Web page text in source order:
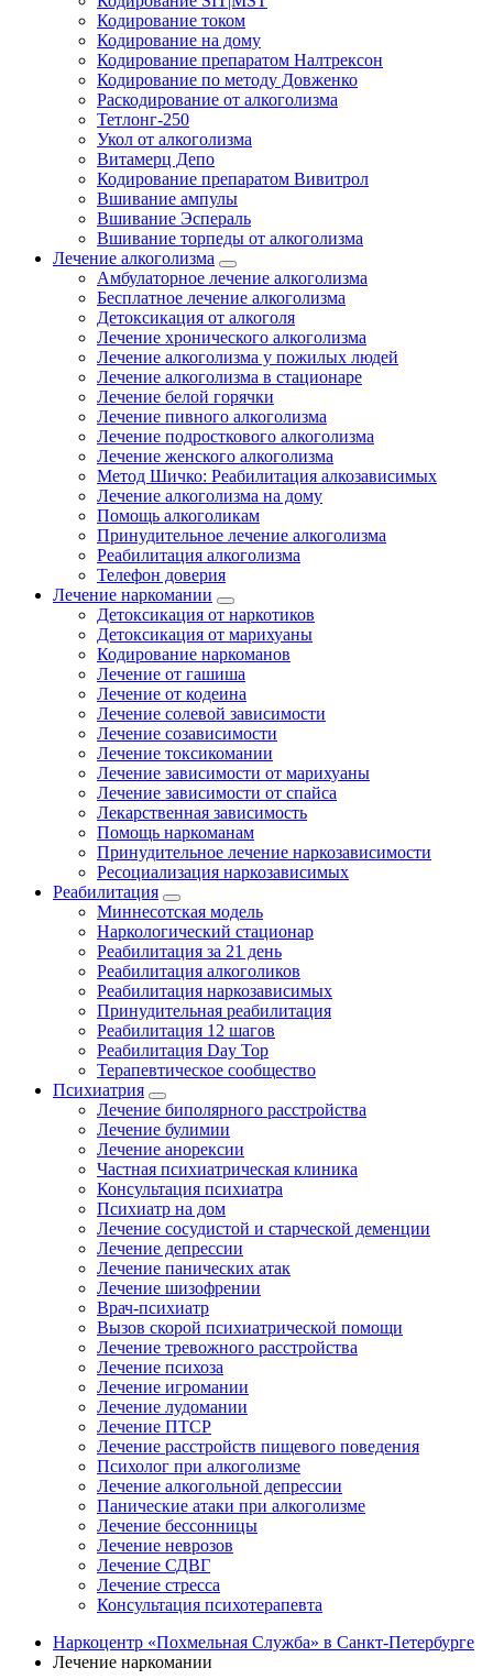
Кодирование током
Кодирование на дому
Кодирование препаратом Налтрексон
Кодирование по методу Довженко
Раскодирование от алкоголизма
Тетлонг-250
Укол от алкоголизма
Витамерц Депо
Кодирование препаратом Вивитрол
Вшивание ампулы
Вшивание Эспераль
Вшивание торпеды от алкоголизма
Лечение алкоголизма
Амбулаторное лечение алкоголизма
Бесплатное лечение алкоголизма
Детоксикация от алкоголя
Лечение хронического алкоголизма
Лечение алкоголизма у пожилых людей
Лечение алкоголизма в стационаре
Лечение белой горячки
Лечение пивного алкоголизма
Лечение подросткового алкоголизма
Лечение женского алкоголизма
Метод Шичко: Реабилитация алкозависимых
Лечение алкоголизма на дому
Помощь алкоголикам
Принудительное лечение алкоголизма
Реабилитация алкоголизма
Телефон доверия
Лечение наркомании
Детоксикация от наркотиков
Детоксикация от марихуаны
Кодирование наркоманов
Лечение от гашиша
Лечение от кодеина
Лечение солевой зависимости
Лечение созависимости
Лечение токсикомании
Лечение зависимости от марихуаны
Лечение зависимости от спайса
Лекарственная зависимость
Помощь наркоманам
Принудительное лечение наркозависимости
Ресоциализация наркозависимых
Реабилитация
Миннесотская модель
Наркологический стационар
Реабилитация за 21 день
Реабилитация алкоголиков
Реабилитация наркозависимых
Принудительная реабилитация
Реабилитация 12 шагов
Реабилитация Day Top
Терапевтическое сообщество
Психиатрия
Лечение биполярного расстройства
Лечение булимии
Лечение анорексии
Частная психиатрическая клиника
Консультация психиатра
Психиатр на дом
Лечение сосудистой и старческой деменции
Лечение депрессии
Лечение панических атак
Лечение шизофрении
Врач-психиатр
Вызов скорой психиатрической помощи
Лечение тревожного расстройства
Лечение психоза
Лечение игромании
Лечение лудомании
Лечение ПТСР
Лечение расстройств пищевого поведения
Психолог при алкоголизме
Лечение алкогольной депрессии
Панические атаки при алкоголизме
Лечение бессонницы
Лечение неврозов
Лечение СДВГ
Лечение стресса
Консультация психотерапевта
Наркоцентр «Похмельная Служба» в Санкт-Петербурге
Лечение наркомании